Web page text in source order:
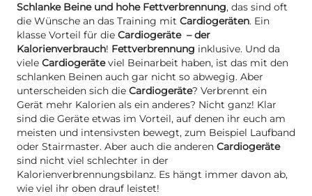
Schlanke Beine und hohe Fettverbrennung, das sind oft
die Wünsche an das Training mit Cardiogeräten. Ein
klasse Vorteil für die Cardiogeräte – der
Kalorienverbrauch! Fettverbrennung inklusive. Und da
viele Cardiogeräteviel Beinarbeit haben, ist das mit den
schlanken Beinen auch gar nicht so abwegig. Aber
unterscheiden sich die Cardiogeräte? Verbrennt ein
Gerät mehr Kalorien als ein anderes? Nicht ganz! Klar
sind die Geräte etwas im Vorteil, auf denen ihr euch am
meisten und intensivsten bewegt, zum Beispiel Laufband
oder Stairmaster. Aber auch die anderen Cardiogeräte
sind nicht viel schlechter in der
Kalorienverbrennungsbilanz. Es hängt immer davon ab,
wie viel ihr oben drauf leistet!